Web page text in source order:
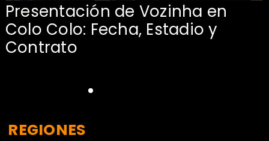
Presentación de Vozinha en
Colo Colo: Fecha, Estadio y
Contrato
REGIONES